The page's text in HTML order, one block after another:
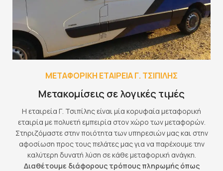
ΜΕΤΑΦΟΡΙΚΗ ΕΤΑΙΡΕΙΑ Γ. ΤΣΙΠΙΛΗΣ
Μετακομίσεις σε λογικές τιμές
Η εταιρεία Γ. Τσιπίλης είναι μία κορυφαία μεταφορική
εταιρία με πολυετή εμπειρία στον χώρο των μεταφορών.
Στηριζόμαστε στην ποιότητα των υπηρεσιών μας και στην
αφοσίωση προς τους πελάτες μας για να παρέχουμε την
καλύτερη δυνατή λύση σε κάθε μεταφορική ανάγκη.
Διαθέτουμε διάφορους τρόπους πληρωμής όπως